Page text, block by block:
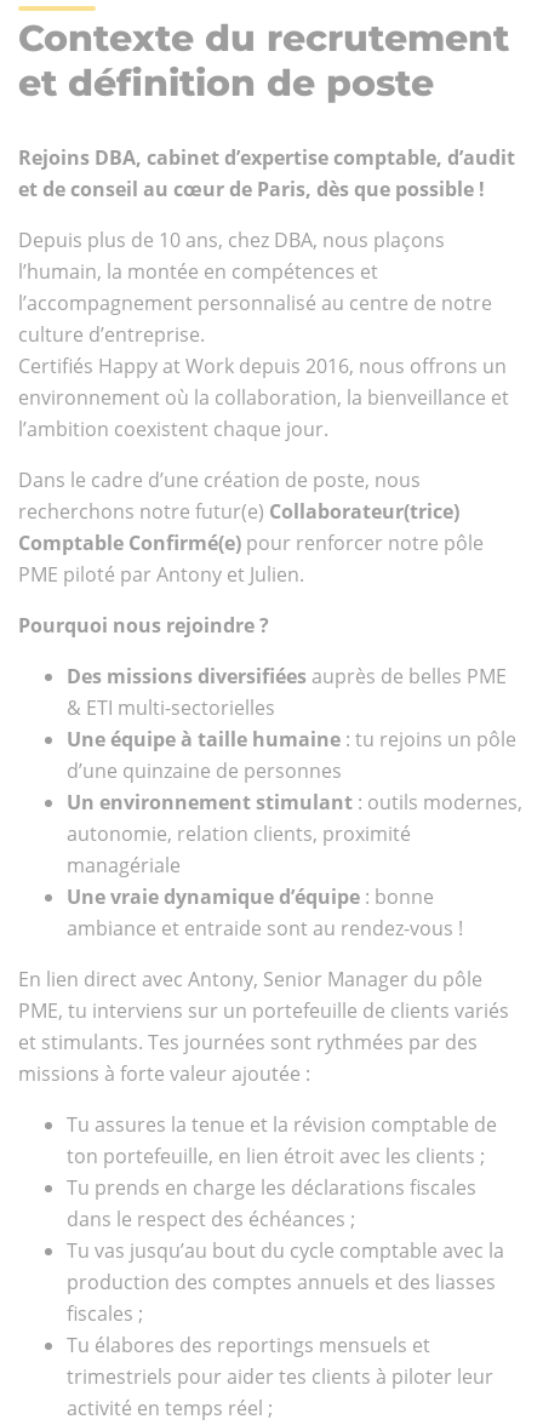
Contexte du recrutement
et définition de poste
Rejoins DBA, cabinet d’expertise comptable, d’audit
et de conseil au cœur de Paris, dès que possible !
Depuis plus de 10 ans, chez DBA, nous plaçons
l’humain, la montée en compétences et
l’accompagnement personnalisé au centre de notre
culture d’entreprise.
Certifiés Happy at Work depuis 2016, nous offrons un
environnement où la collaboration, la bienveillance et
l’ambition coexistent chaque jour.
Dans le cadre d’une création de poste, nous
recherchons notre futur(e) Collaborateur(trice)
Comptable Confirmé(e) pour renforcer notre pôle
PME piloté par Antony et Julien.
Pourquoi nous rejoindre ?
Des missions diversifiées auprès de belles PME
& ETI multi-sectorielles
Une équipe à taille humaine : tu rejoins un pôle
d’une quinzaine de personnes
Un environnement stimulant : outils modernes,
autonomie, relation clients, proximité
managériale
Une vraie dynamique d’équipe : bonne
ambiance et entraide sont au rendez-vous !
En lien direct avec Antony, Senior Manager du pôle
PME, tu interviens sur un portefeuille de clients variés
et stimulants. Tes journées sont rythmées par des
missions à forte valeur ajoutée :
Tu assures la tenue et la révision comptable de
ton portefeuille, en lien étroit avec les clients ;
Tu prends en charge les déclarations fiscales
dans le respect des échéances ;
Tu vas jusqu’au bout du cycle comptable avec la
production des comptes annuels et des liasses
fiscales ;
Tu élabores des reportings mensuels et
trimestriels pour aider tes clients à piloter leur
activité en temps réel ;